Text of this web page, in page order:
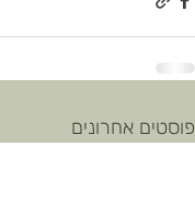
פוסטים אחרונים